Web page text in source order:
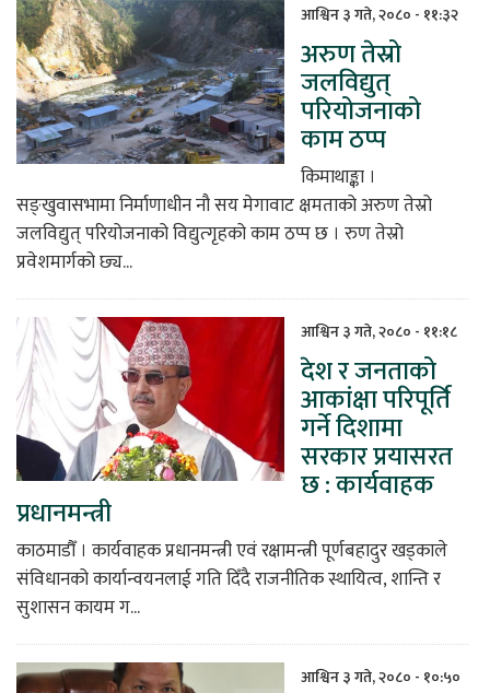
आश्विन ३ गते, २०८० - ११:३२
अरुण तेस्रो
जलविद्युत्
परियोजनाको
काम ठप्प
किमाथाङ्का ।
सङ्खुवासभामा निर्माणाधीन नौ सय मेगावाट क्षमताको अरुण तेस्रो
जलविद्युत् परियोजनाको विद्युत्गृहको काम ठप्प छ । रुण तेस्रो
प्रवेशमार्गको छ्य...
आश्विन ३ गते, २०८० - ११:१८
देश र जनताको
आकांक्षा परिपूर्ति
गर्ने दिशामा
सरकार प्रयासरत
छ : कार्यवाहक
प्रधानमन्त्री
काठमाडौँ । कार्यवाहक प्रधानमन्त्री एवं रक्षामन्त्री पूर्णबहादुर खड्काले
संविधानको कार्यान्वयनलाई गति दिँदै राजनीतिक स्थायित्व, शान्ति र
सुशासन कायम ग...
आश्विन ३ गते, २०८० - १०:५०